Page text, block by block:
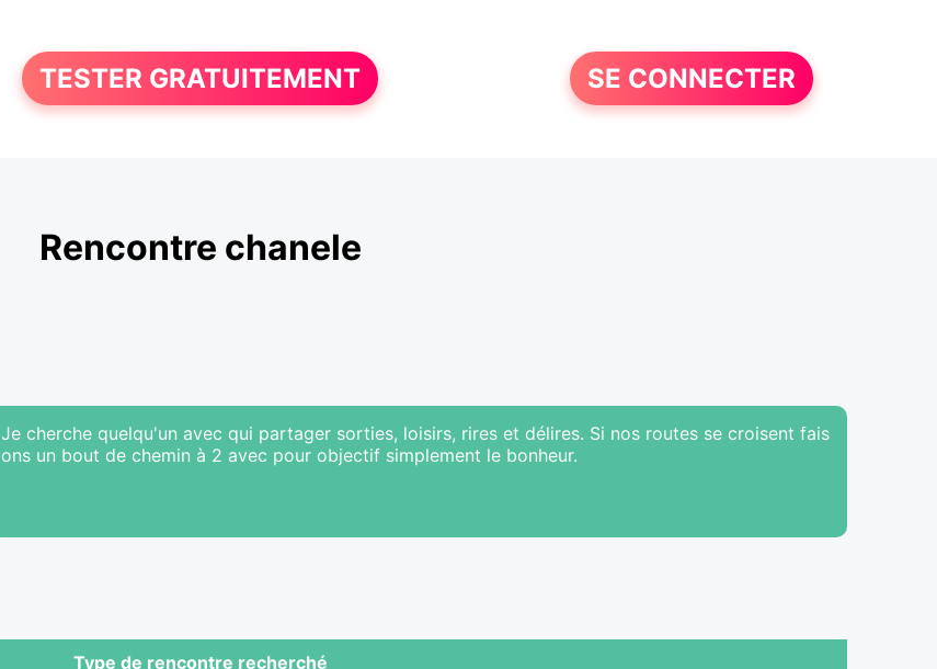
TESTER GRATUITEMENT SE CONNECTER
Rencontre chanele
Je cherche quelqu'un avec qui partager sorties, loisirs, rires et délires. Si nos routes se croisent fais
ons un bout de chemin à 2 avec pour objectif simplement le bonheur.
Type de rencontre recherché